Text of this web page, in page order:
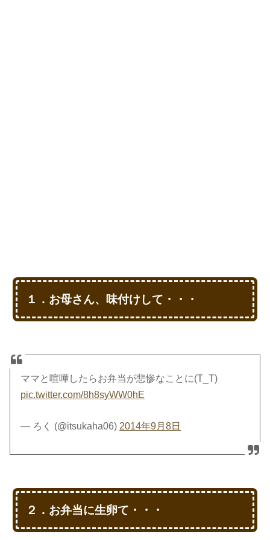
１．お母さん、味付けして・・・
ママと喧嘩したらお弁当が悲惨なことに(T_T)
pic.twitter.com/8h8syWW0hE
— ろく (@itsukaha06) 2014年9月8日
２．お弁当に生卵て・・・